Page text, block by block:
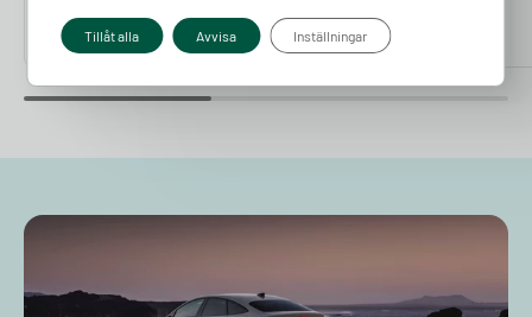
2 380kr 2 980 kr
Tillåt alla Avvisa Inställningar